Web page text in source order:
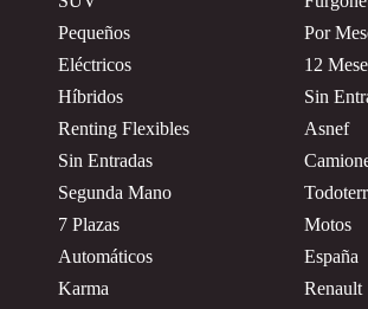
Pequeños
Eléctricos
Híbridos
Renting Flexibles
Sin Entradas
Segunda Mano
7 Plazas
Automáticos
Karma
Por
12
Sin
Asnef
Motos
España
Renault